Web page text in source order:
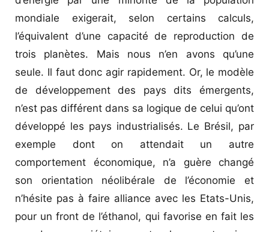
mondiale exigerait, selon certains calculs,
l’équivalent d’une capacité de reproduction de
trois planètes. Mais nous n’en avons qu’une
seule. Il faut donc agir rapidement. Or, le modèle
de développement des pays dits émergents,
n’est pas différent dans sa logique de celui qu’ont
développé les pays industrialisés. Le Brésil, par
exemple dont on attendait un autre
comportement économique, n’a guère changé
son orientation néolibérale de l’économie et
n’hésite pas à faire alliance avec les Etats-Unis,
pour un front de l’éthanol, qui favorise en fait les